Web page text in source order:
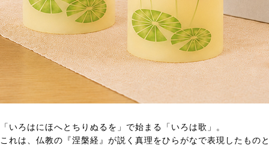
「いろはにほへとちりぬるを」で始まる「いろは歌」。
これは、仏教の『涅槃経』が説く真理をひらがなで表現したもの